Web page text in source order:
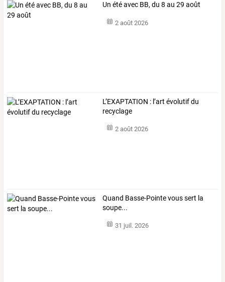
Un été avec BB, du 8 au 29 août
2 août 2026
L’EXAPTATION : l’art évolutif du
recyclage
2 août 2026
Quand Basse-Pointe vous sert la
soupe...
31 juil. 2026